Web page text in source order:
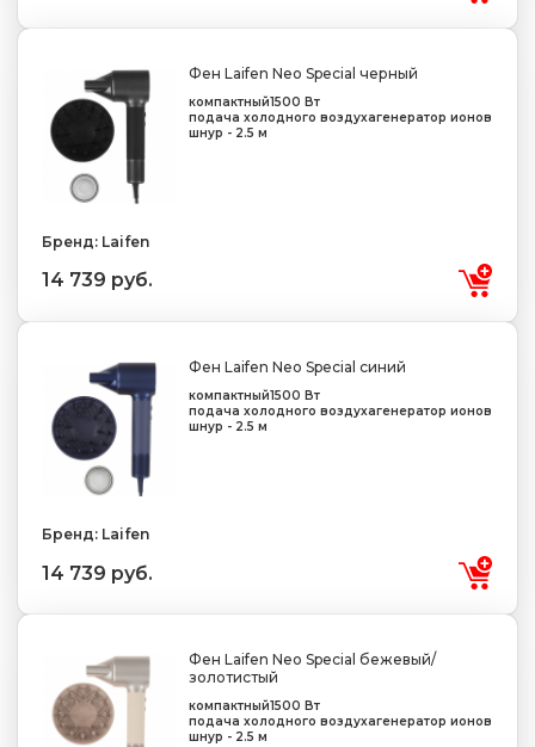
Фен Laifen Neo Special черный
компактный1500 Вт
подача холодного воздухагенератор ионов
шнур - 2.5 м
Бренд: Laifen
14 739 руб.
Фен Laifen Neo Special синий
компактный1500 Вт
подача холодного воздухагенератор ионов
шнур - 2.5 м
Бренд: Laifen
14 739 руб.
Фен Laifen Neo Special бежевый/
золотистый
компактный1500 Вт
подача холодного воздухагенератор ионов
шнур - 2.5 м